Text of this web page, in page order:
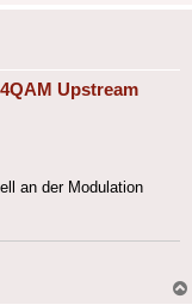
Upstream
an der Modulation